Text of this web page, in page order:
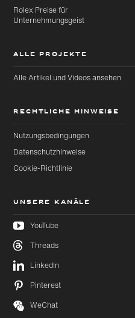
Rolex Preise für
Unternehmungsgeist
ALLE PROJEKTE
Alle Artikel und Videos ansehen
RECHTLICHE HINWEISE
Nutzungsbedingungen
Datenschutzhinweise
Cookie-Richtlinie
UNSERE KANÄLE
YouTube
Threads
LinkedIn
Pinterest
WeChat